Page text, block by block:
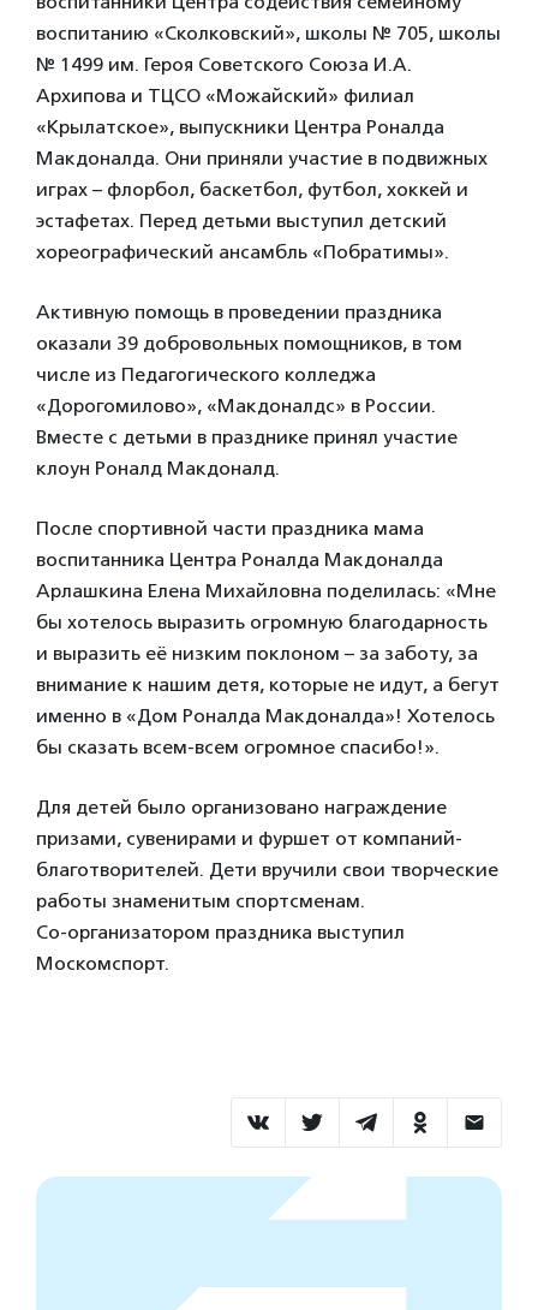
воспитанию «Сколковский», школы № 705, школы
№ 1499 им. Героя Советского Союза И.А.
Архипова и ТЦСО «Можайский» филиал
«Крылатское», выпускники Центра Роналда
Макдоналда. Они приняли участие в подвижных
играх – флорбол, баскетбол, футбол, хоккей и
эстафетах. Перед детьми выступил детский
хореографический ансамбль «Побратимы».
Активную помощь в проведении праздника
оказали 39 добровольных помощников, в том
числе из Педагогического колледжа
«Дорогомилово», «Макдоналдс» в России.
Вместе с детьми в празднике принял участие
клоун Роналд Макдоналд.
После спортивной части праздника мама
воспитанника Центра Роналда Макдоналда
Арлашкина Елена Михайловна поделилась: «Мне
бы хотелось выразить огромную благодарность
и выразить её низким поклоном – за заботу, за
внимание к нашим детя, которые не идут, а бегут
именно в «Дом Роналда Макдоналда»! Хотелось
бы сказать всем-всем огромное спасибо!».
Для детей было организовано награждение
призами, сувенирами и фуршет от компаний-
благотворителей. Дети вручили свои творческие
работы знаменитым спортсменам.
Со-организатором праздника выступил
Москомспорт.